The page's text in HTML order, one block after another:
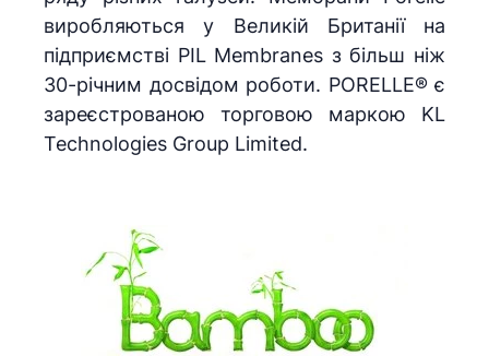
виробляються у Великій Британії на
підприємстві PIL Membranes з більш ніж
30-річним досвідом роботи. PORELLE® є
зареєстрованою торговою маркою KL
Technologies Group Limited.